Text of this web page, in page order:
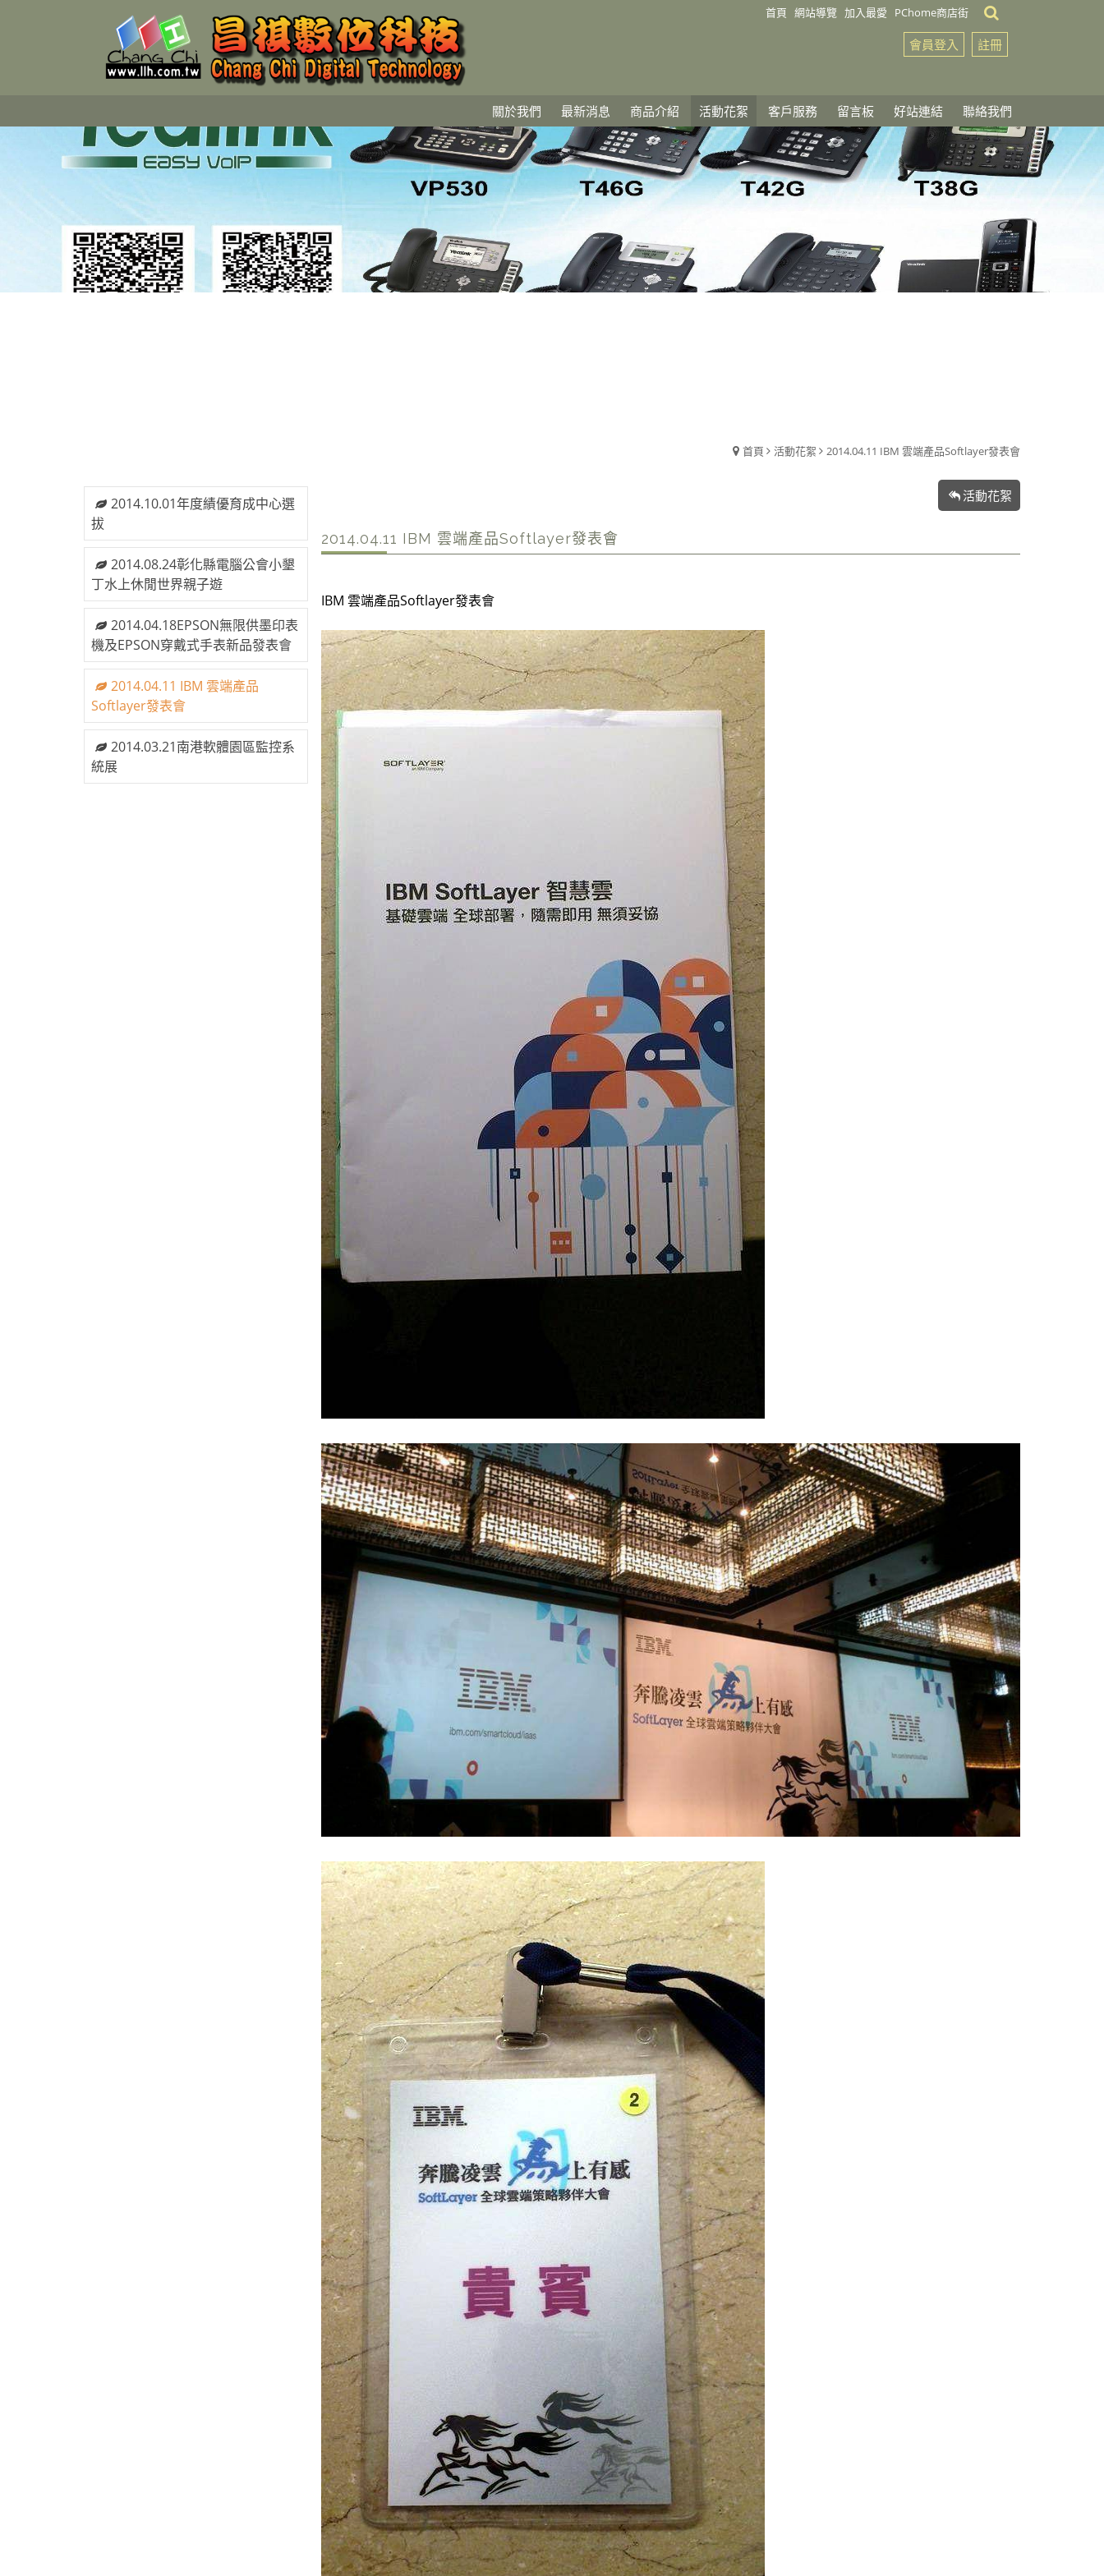
首頁 網站導覽 加入最愛 PChome商店街
會員登入 註冊
關於我們 最新消息 商品介紹 活動花絮 客戶服務 留言板 好站連結 聯絡我們
首頁 活動花絮 2014.04.11 IBM 雲端產品Softlayer發表會
2014.10.01年度績優育成中心選
拔
2014.08.24彰化縣電腦公會小墾
丁水上休閒世界親子遊
2014.04.18EPSON無限供墨印表
機及EPSON穿戴式手表新品發表會
2014.04.11 IBM 雲端產品
Softlayer發表會
2014.03.21南港軟體園區監控系
統展
活動花絮
2014.04.11 IBM 雲端產品Softlayer發表會
IBM 雲端產品Softlayer發表會